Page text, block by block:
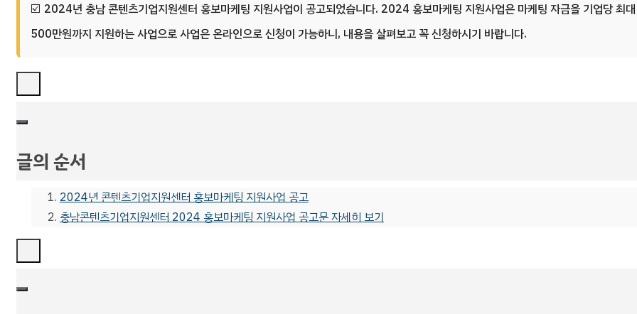
2024년 충남 콘텐츠기업지원센터 홍보마케팅 지원사업이 공고되었습니다. 2024 홍보마케팅 지원사업은 마케팅 자금을 기업당 최대
500만원까지 지원하는 사업으로 사업은 온라인으로 신청이 가능하니, 내용을 살펴보고 꼭 신청하시기 바랍니다.
글의 순서
2024년 콘텐츠기업지원센터 홍보마케팅 지원사업 공고
충남콘텐츠기업지원센터 2024 홍보마케팅 지원사업 공고문 자세히 보기